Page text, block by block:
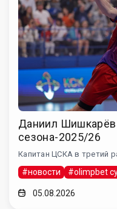
Даниил
сезона-2025/26
Капитан ЦСКА в третий
#новости #olimpbet
05.08.2026